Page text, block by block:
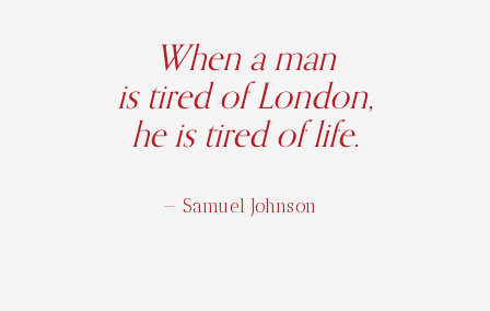
When a man
is tired of London,
he is tired of life.
— Samuel Johnson